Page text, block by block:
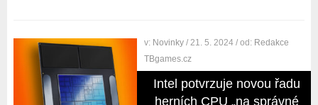
v: Novinky / 21. 5. 2024 / od: Redakce
TBgames.cz
Intel potvrzuje novou řadu
herních CPU „na správné